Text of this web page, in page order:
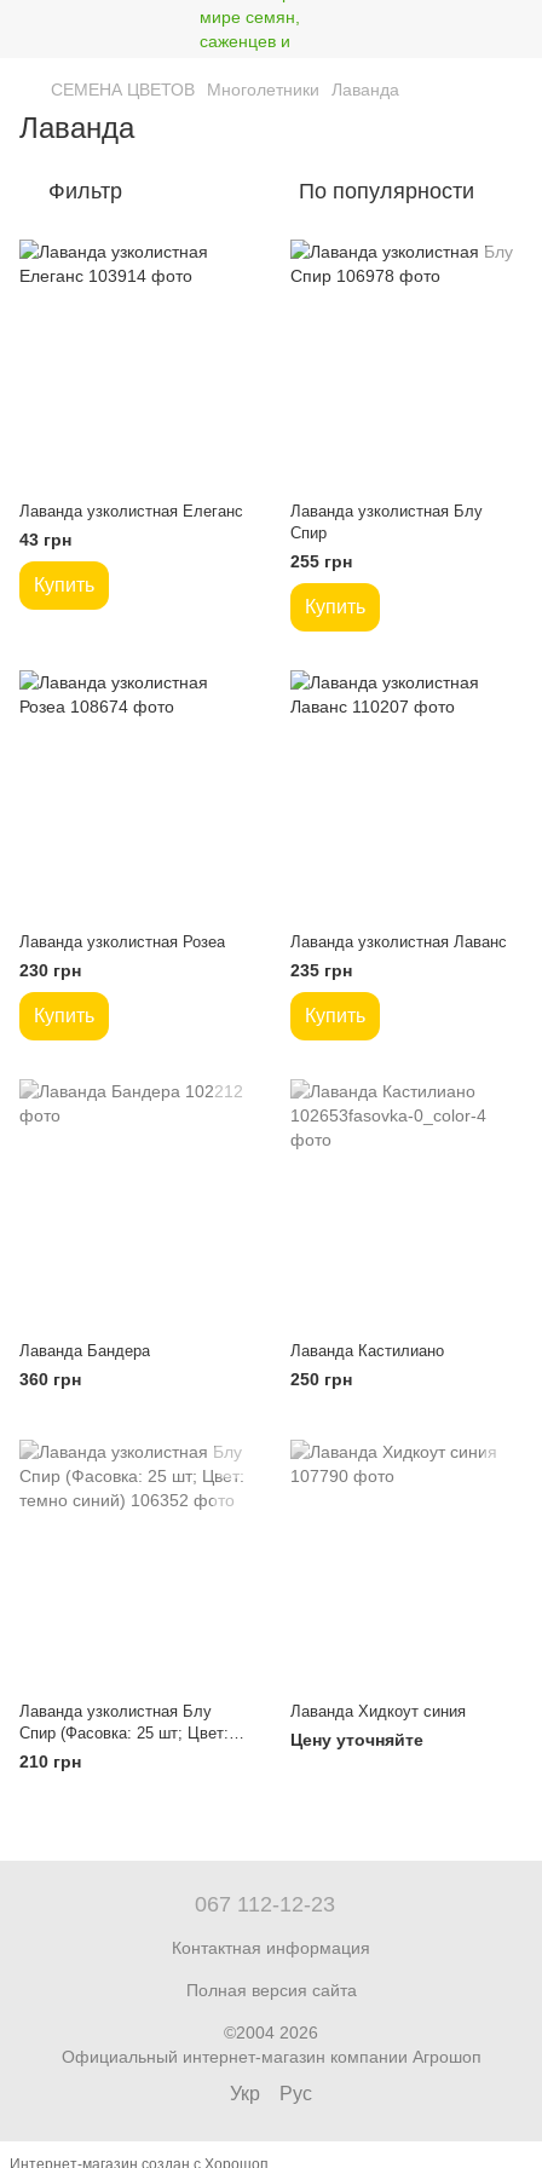
СЕМЕНА ЦВЕТОВ Многолетники Лаванда
Лаванда
Фильтр По популярности
Лаванда узколистная Елеганс
43 грн
Купить
Лаванда узколистная Блу
Спир
255 грн
Купить
Лаванда узколистная Розеа
230 грн
Купить
Лаванда узколистная Лаванс
235 грн
Купить
Лаванда Бандера
360 грн
Лаванда Кастилиано
250 грн
Лаванда узколистная Блу
Спир (Фасовка: 25 шт; Цвет:
темно синий)
210 грн
Лаванда Хидкоут синия
Цену уточняйте
067 112-12-23
Контактная информация
Полная версия сайта
©2004 2026
Официальный интернет-магазин компании Агрошоп
Укр Рус
Интернет-магазин создан с Хорошоп